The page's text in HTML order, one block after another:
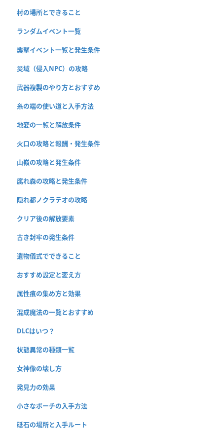
村の場所とできること
ランダムイベント一覧
襲撃イベント一覧と発生条件
災域（侵入NPC）の攻略
武器複製のやり方とおすすめ
糸の端の使い道と入手方法
地変の一覧と解放条件
火口の攻略と報酬・発生条件
山嶺の攻略と発生条件
腐れ森の攻略と発生条件
隠れ都ノクラテオの攻略
クリア後の解放要素
古き封牢の発生条件
遺物儀式でできること
おすすめ設定と変え方
属性痕の集め方と効果
混成魔法の一覧とおすすめ
DLCはいつ？
状態異常の種類一覧
女神像の壊し方
発見力の効果
小さなポーチの入手方法
砥石の場所と入手ルート